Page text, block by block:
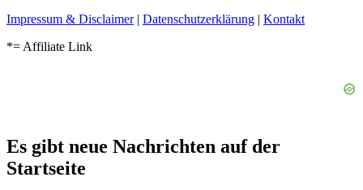
Impressum & Disclaimer| Datenschutzerklärung | Kontakt
*= Affiliate Link
Es gibt neue Nachrichten auf der
Startseite